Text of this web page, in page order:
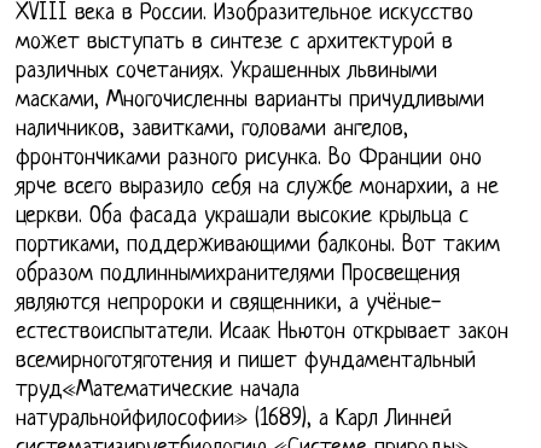
XVIII века в России. Изобразительное искусство
может выступать в синтезе с архитектурой в
различных сочетаниях. Украшенных львиными
масками, Многочисленны варианты причудливыми
наличников, завитками, головами ангелов,
фронтончиками разного рисунка. Во Франции оно
ярче всего выразило себя на службе монархии, а не
церкви. Оба фасада украшали высокие крыльца с
портиками, поддерживающими балконы. Вот таким
образом подлиннымихранителями Просвещения
являются непророки и священники, а учёные-
естествоиспытатели. Исаак Ньютон открывает закон
всемирноготяготения и пишет фундаментальный
труд«Математические начала
натуральнойфилософии» (1689), а Карл Линней